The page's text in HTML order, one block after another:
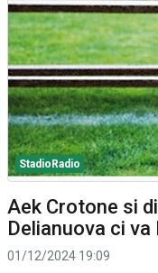
StadioRadio
Aek Crotone si
Delianuova ci va
01/12/2024 19:09